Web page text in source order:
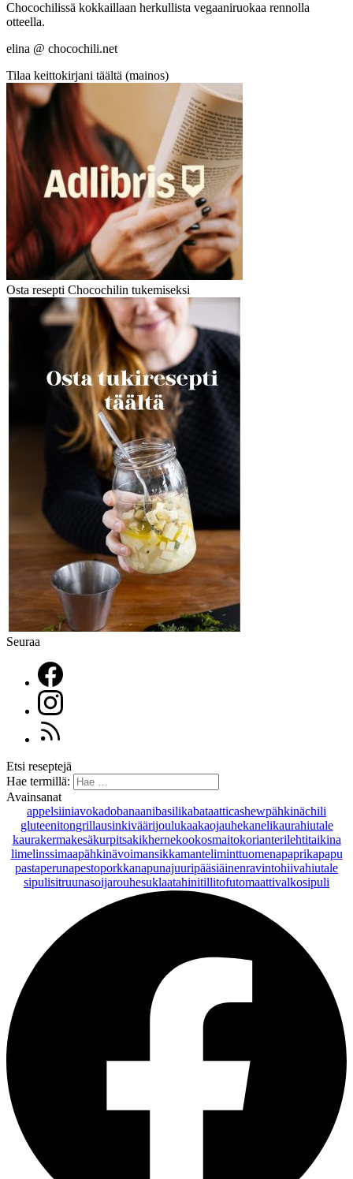
Chocochilissä kokkaillaan herkullista vegaaniruokaa rennolla
otteella.
elina @ chocochili.net
Tilaa keittokirjani täältä (mainos)
Osta resepti Chocochilin tukemiseksi
Seuraa
Etsi reseptejä
Hae termillä:
Avainsanat
appelsiiniavokadobanaanibasilikabataatticashewpähkinächili
gluteenitongrillausinkiväärijoulukaakaojauhekanelikaurahiutale
kaurakermakesäkurpitsakikhernekookosmaitokorianterilehtitaikina
limelinssimaapähkinävoimansikkamanteliminttuomenapaprikapapu
pastaperunapestoporkkanapunajuuripääsiäinenravintohiivahiutale
sipulisitruunasoijarouhesuklaatahinitillitofutomaattivalkosipuli